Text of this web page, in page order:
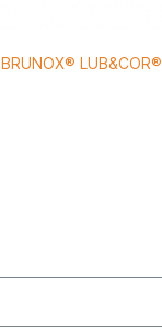
BRUNOX® LUB&COR®